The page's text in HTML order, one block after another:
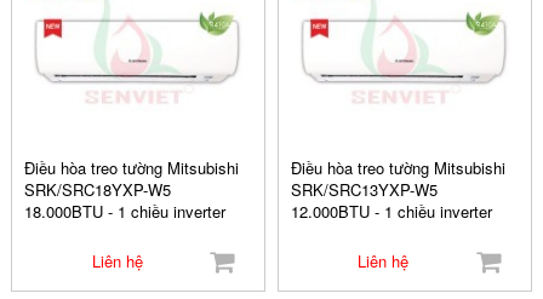
Điều hòa treo tường Mitsubishi
SRK/SRC18YXP-W5
18.000BTU - 1 chiều inverter
Liên hệ
Điều hòa treo tường Mitsubishi
SRK/SRC13YXP-W5
12.000BTU - 1 chiều inverter
Liên hệ